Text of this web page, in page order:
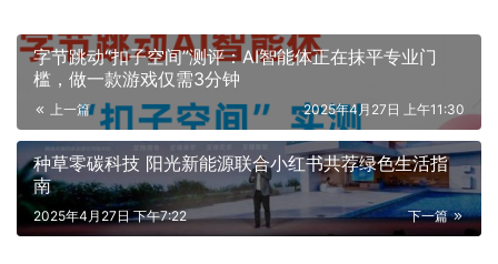
字节跳动“扣子空间”测评：AI智能体正在抹平专业门
槛，做一款游戏仅需3分钟
上一篇 2025年4月27日 上午11:30
种草零碳科技 阳光新能源联合小红书共荐绿色生活指
南
下一篇
2025年4月27日 下午7:22